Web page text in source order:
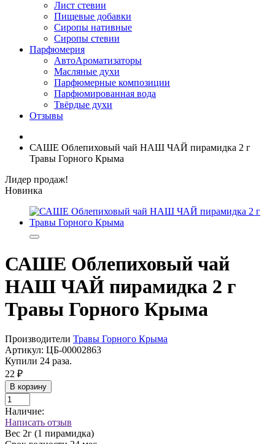
Лист стевии
Пищевые добавки
Сиропы нативные
Сиропы стевии
Парфюмерия
АвтоАроматизаторы
Масляные духи
Парфюмерные композиции
Парфюмированная вода
Твёрдые духи
Отзывы
САШЕ Облепиховый чай НАШ ЧАЙ пирамидка 2 г
Травы Горного Крыма
Лидер продаж!
Новинка
САШЕ Облепиховый чай
НАШ ЧАЙ пирамидка 2 г
Травы Горного Крыма
Производители Травы Горного Крыма
Артикул: ЦБ-00002863
Купили 24 раза.
22 ₽
В корзину
Наличие:
Написать отзыв
Вес 2г (1 пирамидка)